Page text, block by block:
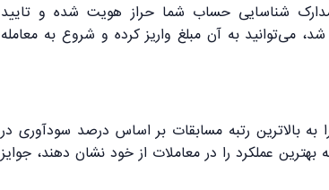
شناسایی حساب شما حراز هویت شده و تایید
می‌توانید به آن مبلغ واریز کرده و شروع به معامله
به بالاترین رتبه مسابقات بر اساس درصد سودآوری در
عملکرد را در معاملات از خود نشان دهند، جوایز